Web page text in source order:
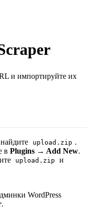
и импортируйте их
upload.zip .
в Plugins → Add New.
upload.zip
и
WordPress
.